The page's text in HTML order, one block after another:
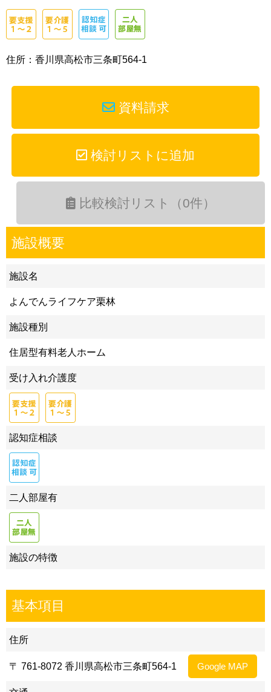
住所：香川県高松市三条町564-1
資料請求
検討リストに追加
比較検討リスト（0件）
施設概要
施設名
よんでんライフケア栗林
施設種別
住居型有料老人ホーム
受け入れ介護度
認知症相談
二人部屋有
施設の特徴
基本項目
住所
〒 761-8072 香川県高松市三条町564-1 Google MAP